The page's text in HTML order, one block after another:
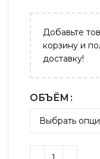
Добавьте
корзину и
доставку!
ОБЪЁМ